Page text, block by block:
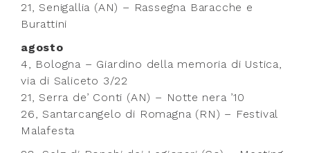
21, Senigallia (AN) – Rassegna Baracche e
Burattini
agosto
4, Bologna – Giardino della memoria di Ustica,
via di Saliceto 3/22
21, Serra de’ Conti (AN) – Notte nera ’10
26, Santarcangelo di Romagna (RN) – Festival
Malafesta